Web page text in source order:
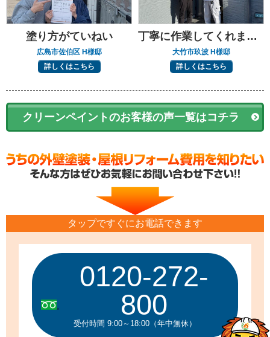
塗り方がていねい
広島市佐伯区 H様邸
詳しくはこちら
丁寧に作業してくれました
大竹市玖波 H様邸
詳しくはこちら
クリーンペイントのお客様の声一覧はコチラ
タップですぐにお電話できます
0120-272-
800
受付時間 9:00～18:00（年中無休）